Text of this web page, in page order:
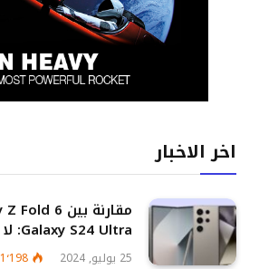
اخر الاخبار
Galaxy S24 Ultra: لا تخطئ
25 يوليو, 2024 1٬198